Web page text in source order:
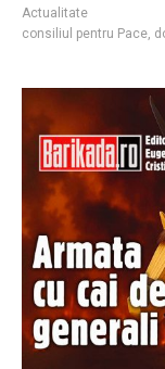
Actualitate
consiliul pentru Pace,